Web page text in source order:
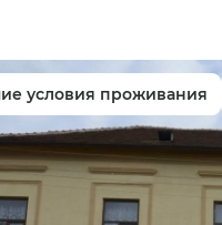
условия проживания